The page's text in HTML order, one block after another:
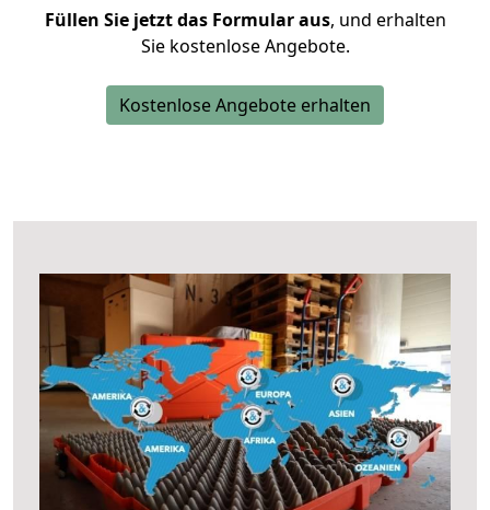
Füllen Sie jetzt das Formular aus, und erhalten
Sie kostenlose Angebote.
Kostenlose Angebote erhalten